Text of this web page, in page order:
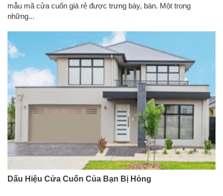
mẫu mã cửa cuốn giá rẻ được trưng bày, bán. Một trong
những...
Dấu Hiệu Cửa Cuốn Của Bạn Bị Hỏng